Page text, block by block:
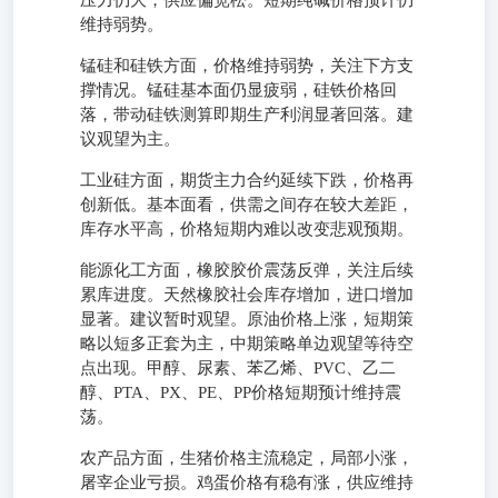
维持弱势。
锰硅和硅铁方面，价格维持弱势，关注下方支
撑情况。锰硅基本面仍显疲弱，硅铁价格回
落，带动硅铁测算即期生产利润显著回落。建
议观望为主。
工业硅方面，期货主力合约延续下跌，价格再
创新低。基本面看，供需之间存在较大差距，
库存水平高，价格短期内难以改变悲观预期。
能源化工方面，橡胶胶价震荡反弹，关注后续
累库进度。天然橡胶社会库存增加，进口增加
显著。建议暂时观望。原油价格上涨，短期策
略以短多正套为主，中期策略单边观望等待空
点出现。甲醇、尿素、苯乙烯、PVC、乙二
醇、PTA、PX、PE、PP价格短期预计维持震
荡。
农产品方面，生猪价格主流稳定，局部小涨，
屠宰企业亏损。鸡蛋价格有稳有涨，供应维持